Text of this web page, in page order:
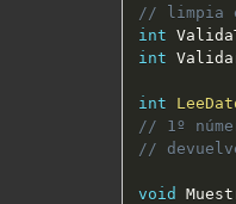
// limpia
int
int
int
// 1º
//
void